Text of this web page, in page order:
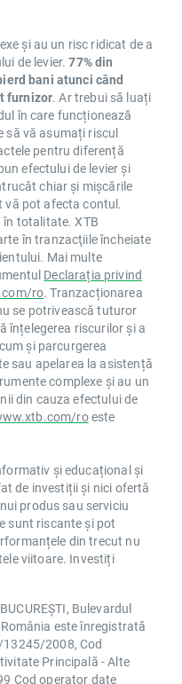
și au un risc ridicat de a
de levier.77% din
bani atunci când
furnizor. Ar trebui să luați
în care funcționează
să vă asumați riscul
pentru diferență
efectului de levier și
chiar și mișcările
vă pot afecta contul.
totalitate. XTB
în tranzacţiile încheiate
Mai multe
Declarația privind
ro. Tranzacționarea
se potrivească tuturor
înțelegerea riscurilor și a
și parcurgerea
sau apelarea la asistență
complexe și au un
din cauza efectului de
roeste
și educațional și
de investiții și nici ofertă
produs sau serviciu
sunt riscante și pot
din trecut nu
viitoare. Investiți
Bulevardul
este înregistrată
2008, Cod
Principală - Alte
Cod operator date